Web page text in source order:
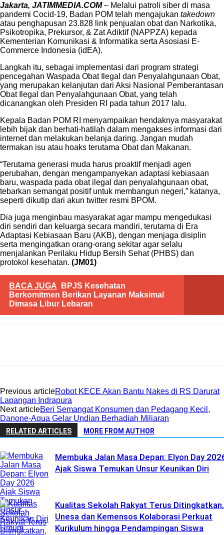
Jakarta, JATIMMEDIA.COM– Melalui patroli siber di masa
pandemi Cocid-19, Badan POM telah mengajukan takedown
atau penghapusan 23.828 link penjualan obat dan Narkotika,
Psikotropika, Prekursor, & Zat Adiktif (NAPPZA) kepada
Kementerian Komunikasi & Informatika serta Asosiasi E-
Commerce Indonesia (idEA).
Langkah itu, sebagai implementasi dari program strategi
pencegahan Waspada Obat Ilegal dan Penyalahgunaan Obat,
yang merupakan kelanjutan dari Aksi Nasional Pemberantasan
Obat Ilegal dan Penyalahgunaan Obat, yang telah
dicanangkan oleh Presiden RI pada tahun 2017 lalu.
Kepala Badan POM RI menyampaikan hendaknya masyarakat
lebih bijak dan berhati-hatilah dalam mengakses informasi dari
internet dan melakukan belanja daring. Jangan mudah
termakan isu atau hoaks terutama Obat dan Makanan.
“Terutama generasi muda harus proaktif menjadi agen
perubahan, dengan mengampanyekan adaptasi kebiasaan
baru, waspada pada obat ilegal dan penyalahgunaan obat,
tebarkan semangat positif untuk membangun negeri,” katanya,
seperti dikutip dari akun twitter resmi BPOM.
Dia juga menginbau masyarakat agar mampu mengedukasi
diri sendiri dan keluarga secara mandiri, terutama di Era
Adaptasi Kebiasaan Baru (AKB), dengan menjaga disiplin
serta mengingatkan orang-orang sekitar agar selalu
menjalankan Perilaku Hidup Bersih Sehat (PHBS) dan
protokol kesehatan. (JM01)
BACA JUGA
BPJS Kesehatan
Berkomitmen Berikan Layanan Maksimal
Dimasa Libur Lebaran
Previous articleRobot KECE Akan Bantu Nakes di RS Darurat
Lapangan Indrapura
Next articleBeri Semangat Konsumen dan Pedagang Kecil,
Danone-Aqua Gelar Undian Berhadiah Miliaran
RELATED ARTICLES MORE FROM AUTHOR
Umum
Membuka Jalan Masa Depan: Elyon Day
Ajak Siswa Temukan Unsur Keunikan Diri
Kualitas Sekolah Rakyat Terus Ditingkatkan,
Unesa dan Kemensos Kolaborasi Perkuat
Kurikulum hingga Pendampingan Siswa